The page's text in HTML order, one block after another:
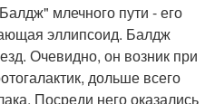
млечного пути - его
эллипсоид. Балдж
Очевидно, он возник при
дольше всего
Посреди него оказались